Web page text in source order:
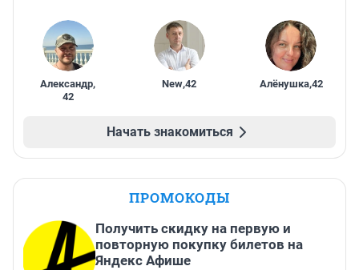
Александр,
42
New,42 Алёнушка,42
Начать знакомиться
ПРОМОКОДЫ
Получить скидку на первую и
повторную покупку билетов на
Яндекс Афише